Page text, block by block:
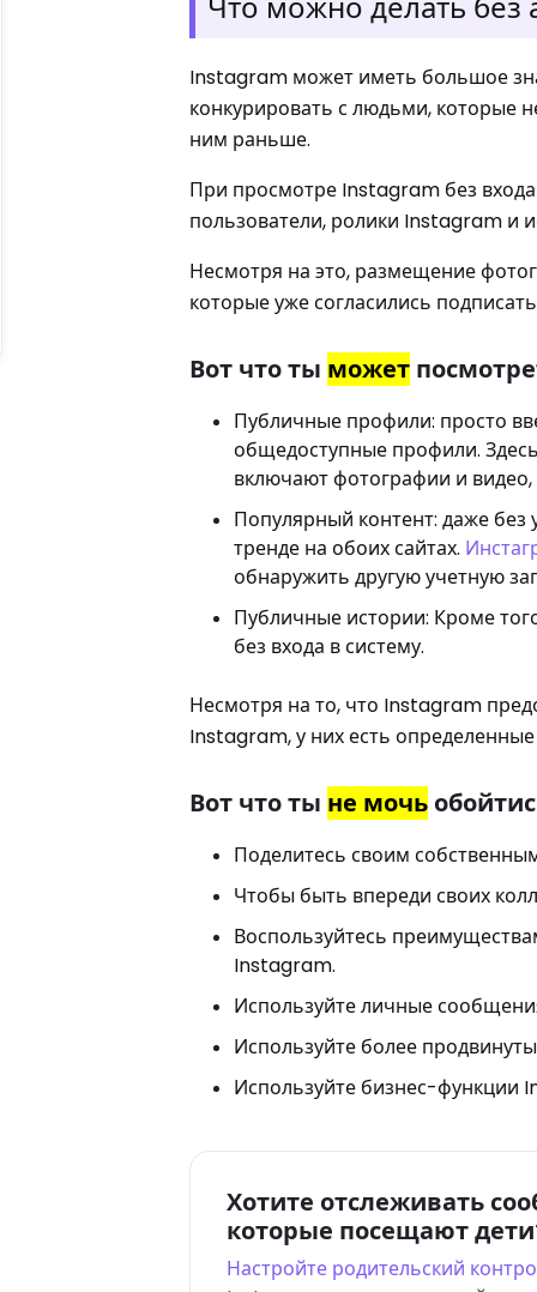
Instagram может иметь большое
конкурировать с людьми, которые
ним раньше.
При просмотре Instagram без
пользователи, ролики Instagram и
Несмотря на это, размещение
которые уже согласились
Вот что ты может
Публичные профили: просто
общедоступные профили.
включают фотографии и
Популярный контент: даже без
тренде на обоих сайтах.
обнаружить другую учетную
Публичные истории: Кроме
без входа в систему.
Несмотря на то, что Instagram
Instagram, у них есть
Вот что ты не мочь
Поделитесь своим
Чтобы быть впереди своих
Воспользуйтесь
Instagram.
Используйте личные
Используйте более
Используйте бизнес-функции
Хотите отслеживать
которые посещают
Настройте родительский